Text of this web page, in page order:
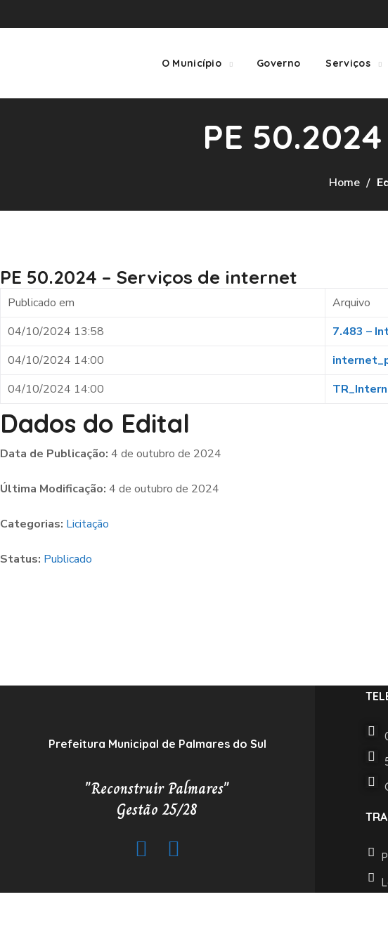
O Município Governo Serviços
PE
Home
PE 50.2024 – Serviços de internet
Publicado em Arquivo
04/10/2024 13:58
7.483 –
04/10/2024 14:00
04/10/2024 14:00
Dados do Edital
Data de Publicação: 4 de outubro de 2024
Última Modificação: 4 de outubro de 2024
Categorias: Licitação
Status: Publicado
Prefeitura Municipal de Palmares do Sul
"Reconstruir Palmares"
Gestão 25/28